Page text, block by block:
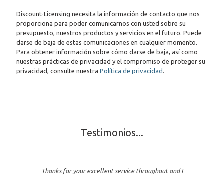
Discount-Licensing necesita la información de contacto que nos
proporciona para poder comunicarnos con usted sobre su
presupuesto, nuestros productos y servicios en el futuro. Puede
darse de baja de estas comunicaciones en cualquier momento.
Para obtener información sobre cómo darse de baja, así como
nuestras prácticas de privacidad y el compromiso de proteger su
privacidad, consulte nuestra Política de privacidad .
Testimonios...
Thanks for your excellent service throughout and I